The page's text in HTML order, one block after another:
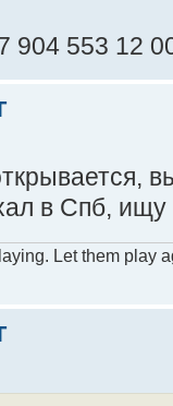
904 553 12
в Спб, ищу
Let them play